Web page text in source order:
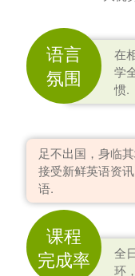
语言
氛围
在
学
惯.
足不出国，身临
接受新鲜英语资
语.
课程
完成率
全
环